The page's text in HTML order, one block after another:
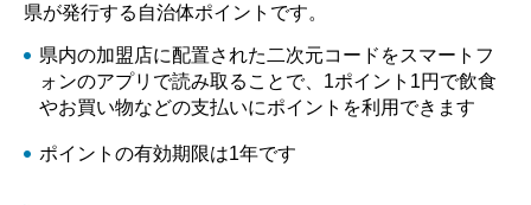
県が発行する自治体ポイントです。
県内の加盟店に配置された二次元コードをスマートフ
ォンのアプリで読み取ることで、1ポイント1円で飲食
やお買い物などの支払いにポイントを利用できます
ポイントの有効期限は1年です